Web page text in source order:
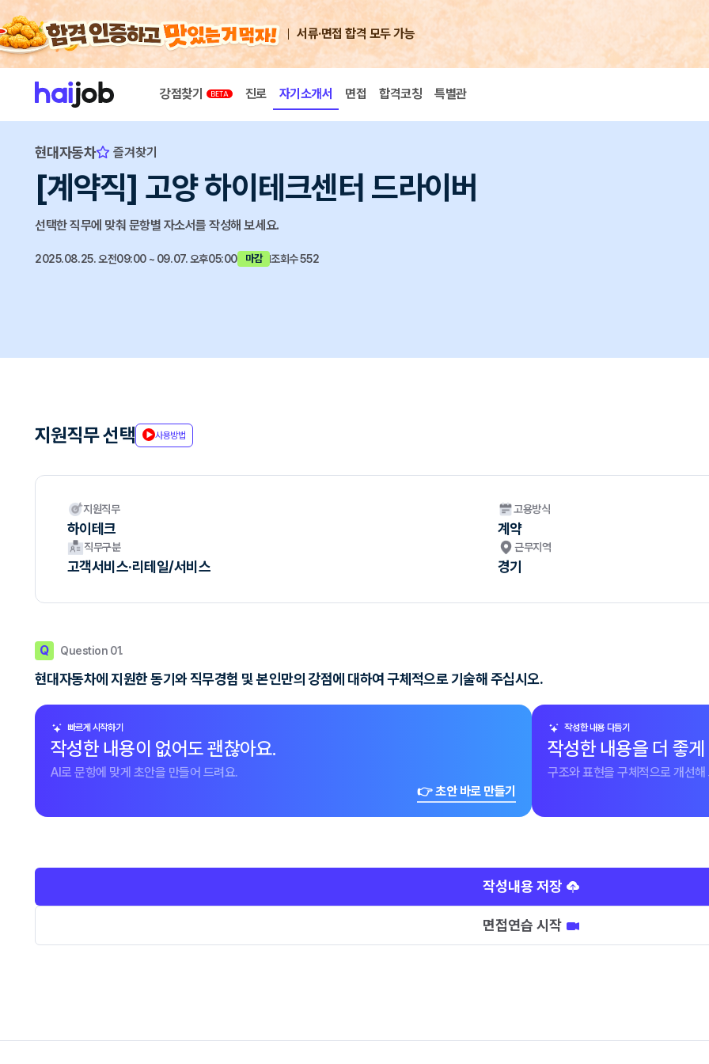
서류·면접 합격 모두 가능
강점찾기 진로 자기소개서 면접 합격코칭 특별관
현대자동차 즐겨찾기
[계약직] 고양 하이테크센터 드라이버
선택한 직무에 맞춰 문항별 자소서를 작성해 보세요.
2025.08.25. 오전09:00 ~ 09.07. 오후05:00 마감 조회수 552
지원직무 선택 사용방법
지원직무
하이테크
고용방식
계약
직무구분
고객서비스·리테일/서비스
근무지역
경기
Q Question 01.
현대자동차에 지원한 동기와 직무경험 및 본인만의 강점에 대하여 구체적으로 기술해 주십시오.
빠르게 시작하기
작성한 내용이 없어도 괜찮아요.
AI로 문항에 맞게 초안을 만들어 드려요.
👉 초안 바로 만들기
작성한 내용 다듬기
작성한 내용을 더 좋
구조와 표현을 구체적으로 개선해
작성내용 저장
면접연습 시작